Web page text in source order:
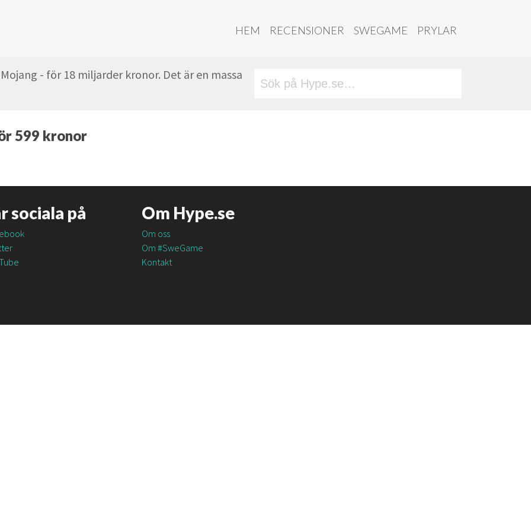
HEM RECENSIONER SWEGAME PRYLAR
- för 18 miljarder kronor. Det är en massa
599 kronor
sociala på Om Hype.se
Om oss
Om #SweGame
Kontakt